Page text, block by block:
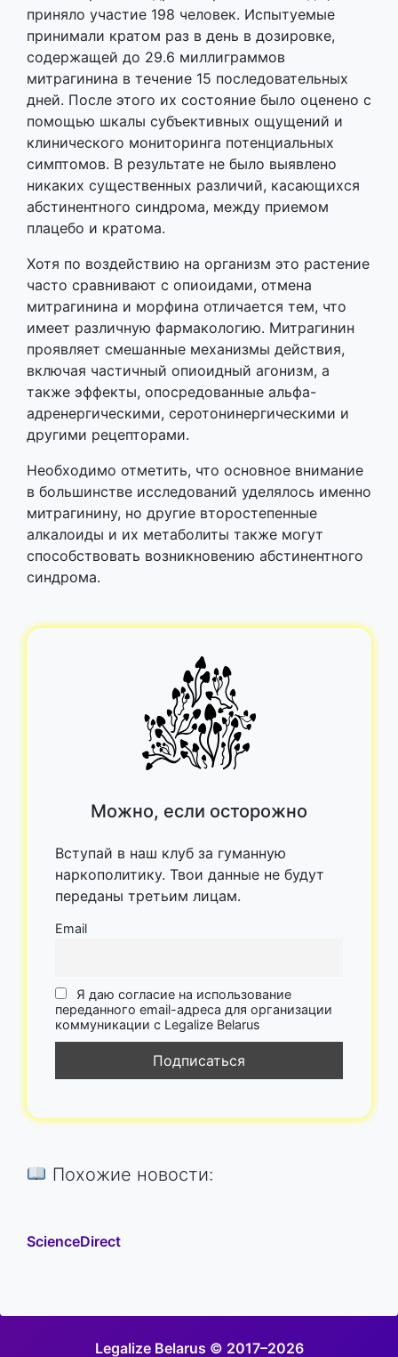
приняло участие 198 человек. Испытуемые
принимали кратом раз в день в дозировке,
содержащей до 29.6 миллиграммов
митрагинина в течение 15 последовательных
дней. После этого их состояние было оценено с
помощью шкалы субъективных ощущений и
клинического мониторинга потенциальных
симптомов. В результате не было выявлено
никаких существенных различий, касающихся
абстинентного синдрома, между приемом
плацебо и кратома.
Хотя по воздействию на организм это растение
часто сравнивают с опиоидами, отмена
митрагинина и морфина отличается тем, что
имеет различную фармакологию. Митрагинин
проявляет смешанные механизмы действия,
включая частичный опиоидный агонизм, а
также эффекты, опосредованные альфа-
адренергическими, серотонинергическими и
другими рецепторами.
Необходимо отметить, что основное внимание
в большинстве исследований уделялось именно
митрагинину, но другие второстепенные
алкалоиды и их метаболиты также могут
способствовать возникновению абстинентного
синдрома.
Можно, если осторожно
Вступай в наш клуб за гуманную
наркополитику. Твои данные не будут
переданы третьим лицам.
Email
Я даю согласие на использование
переданного email-адреса для организации
коммуникации с Legalize Belarus
Похожие новости:
ScienceDirect
Legalize Belarus © 2017–2026